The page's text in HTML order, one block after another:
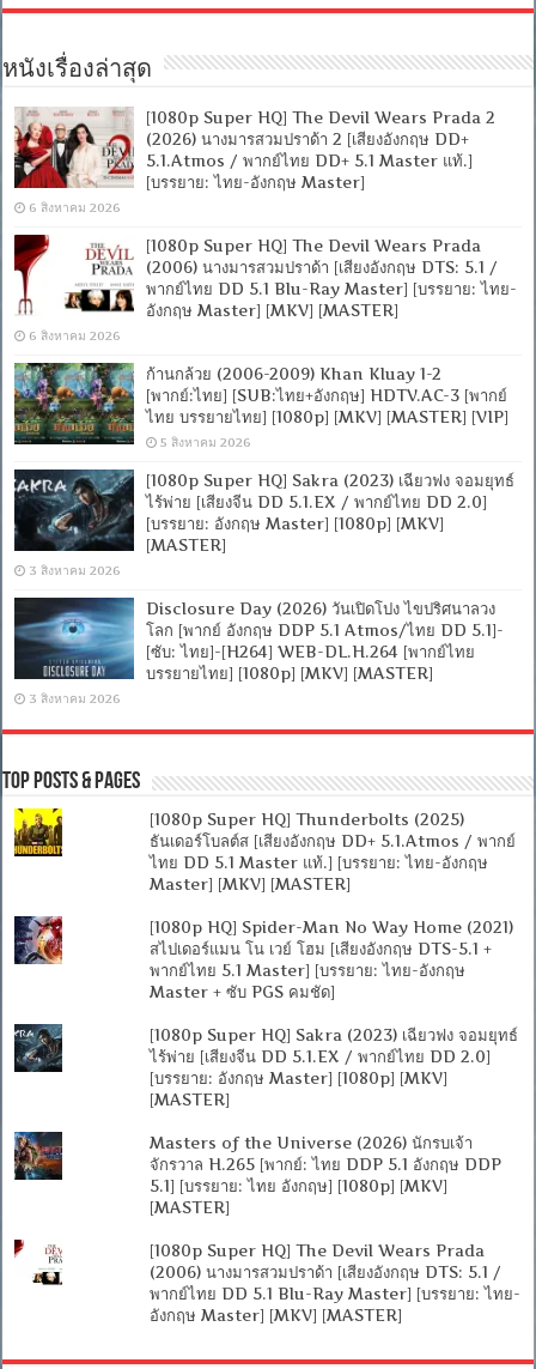
หนังเรื่องล่าสุด
[1080p Super HQ] The Devil Wears Prada 2
(2026) นางมารสวมปราด้า 2 [เสียงอังกฤษ DD+
5.1.Atmos / พากย์ไทย DD+ 5.1 Master แท้.]
[บรรยาย: ไทย-อังกฤษ Master]
6 สิงหาคม 2026
[1080p Super HQ] The Devil Wears Prada
(2006) นางมารสวมปราด้า [เสียงอังกฤษ DTS: 5.1 /
พากย์ไทย DD 5.1 Blu-Ray Master] [บรรยาย: ไทย-
อังกฤษ Master] [MKV] [MASTER]
6 สิงหาคม 2026
ก้านกล้วย (2006-2009) Khan Kluay 1-2
[พากย์:ไทย] [SUB:ไทย+อังกฤษ] HDTV.AC-3 [พากย์
ไทย บรรยายไทย] [1080p] [MKV] [MASTER] [VIP]
5 สิงหาคม 2026
[1080p Super HQ] Sakra (2023) เฉียวฟง จอมยุทธ์
ไร้พ่าย [เสียงจีน DD 5.1.EX / พากย์ไทย DD 2.0]
[บรรยาย: อังกฤษ Master] [1080p] [MKV]
[MASTER]
3 สิงหาคม 2026
Disclosure Day (2026) วันเปิดโปง ไขปริศนาลวง
โลก [พากย์ อังกฤษ DDP 5.1 Atmos/ไทย DD 5.1]-
[ซับ: ไทย]-[H264] WEB-DL.H.264 [พากย์ไทย
บรรยายไทย] [1080p] [MKV] [MASTER]
3 สิงหาคม 2026
Top Posts & Pages
[1080p Super HQ] Thunderbolts (2025)
ธันเดอร์โบลต์ส [เสียงอังกฤษ DD+ 5.1.Atmos / พากย์
ไทย DD 5.1 Master แท้.] [บรรยาย: ไทย-อังกฤษ
Master] [MKV] [MASTER]
[1080p HQ] Spider-Man No Way Home (2021)
สไปเดอร์แมน โน เวย์ โฮม [เสียงอังกฤษ DTS-5.1 +
พากย์ไทย 5.1 Master] [บรรยาย: ไทย-อังกฤษ
Master + ซับ PGS คมชัด]
[1080p Super HQ] Sakra (2023) เฉียวฟง จอมยุทธ์
ไร้พ่าย [เสียงจีน DD 5.1.EX / พากย์ไทย DD 2.0]
[บรรยาย: อังกฤษ Master] [1080p] [MKV]
[MASTER]
Masters of the Universe (2026) นักรบเจ้า
จักรวาล H.265 [พากย์: ไทย DDP 5.1 อังกฤษ DDP
5.1] [บรรยาย: ไทย อังกฤษ] [1080p] [MKV]
[MASTER]
[1080p Super HQ] The Devil Wears Prada
(2006) นางมารสวมปราด้า [เสียงอังกฤษ DTS: 5.1 /
พากย์ไทย DD 5.1 Blu-Ray Master] [บรรยาย: ไทย-
อังกฤษ Master] [MKV] [MASTER]